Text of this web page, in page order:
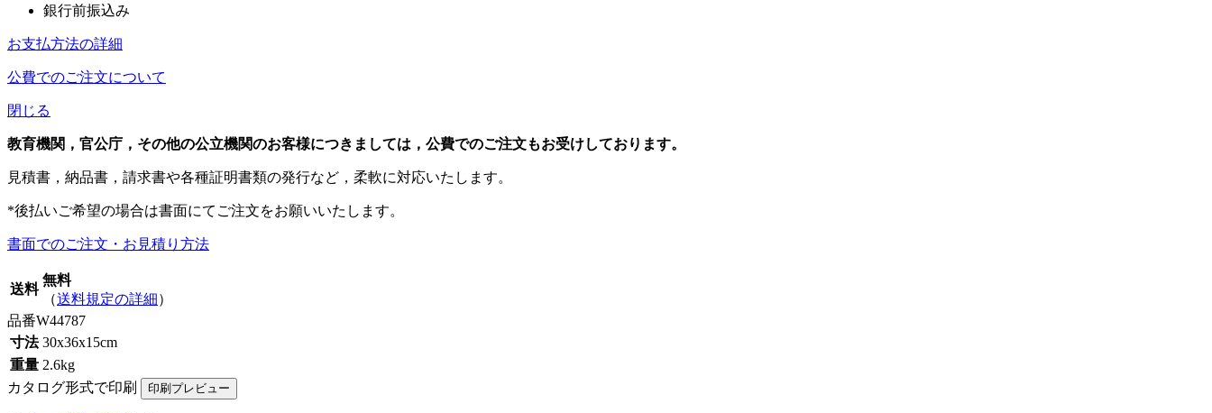
銀行前振込み
お支払方法の詳細
公費でのご注文について
閉じる
教育機関，官公庁，その他の公立機関のお客様につきましては，公費でのご注文もお受けしております。
見積書，納品書，請求書や各種証明書類の発行など，柔軟に対応いたします。
*後払いご希望の場合は書面にてご注文をお願いいたします。
書面でのご注文・お見積り方法
送料
無料
（送料規定の詳細）
品番W44787
寸法 30x36x15cm
重量 2.6kg
カタログ形式で印刷